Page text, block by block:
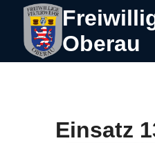
Oberau
Einsatz